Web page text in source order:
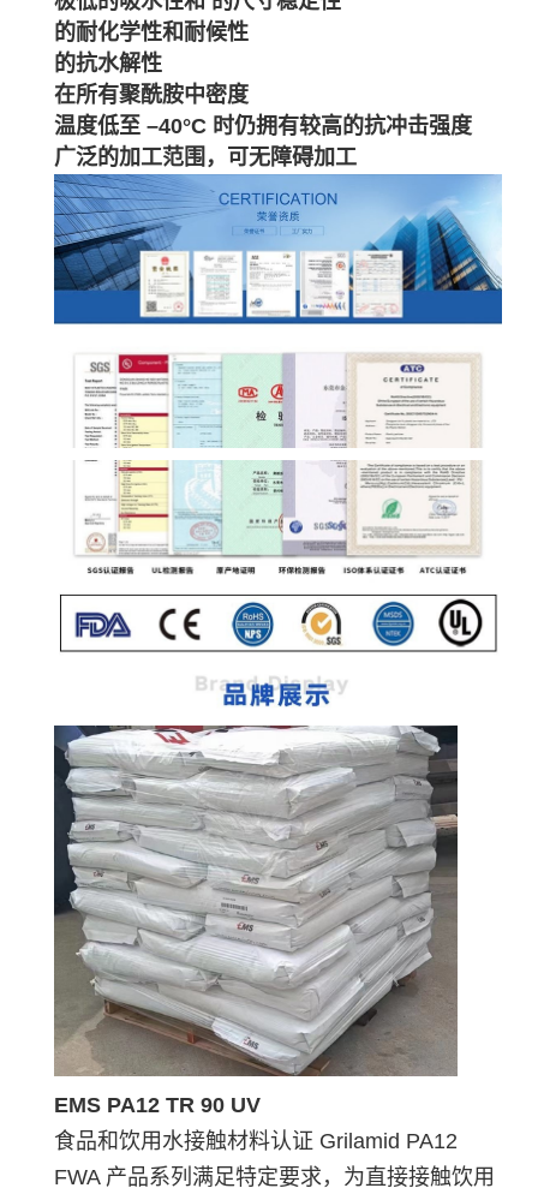
的耐化学性和耐候性
的抗水解性
在所有聚酰胺中密度
温度低至 –40°C 时仍拥有较高的抗冲击强度
广泛的加工范围，可无障碍加工
EMS PA12 TR 90 UV
食品和饮用水接触材料认证 Grilamid PA12
FWA 产品系列满足特定要求，为直接接触饮用